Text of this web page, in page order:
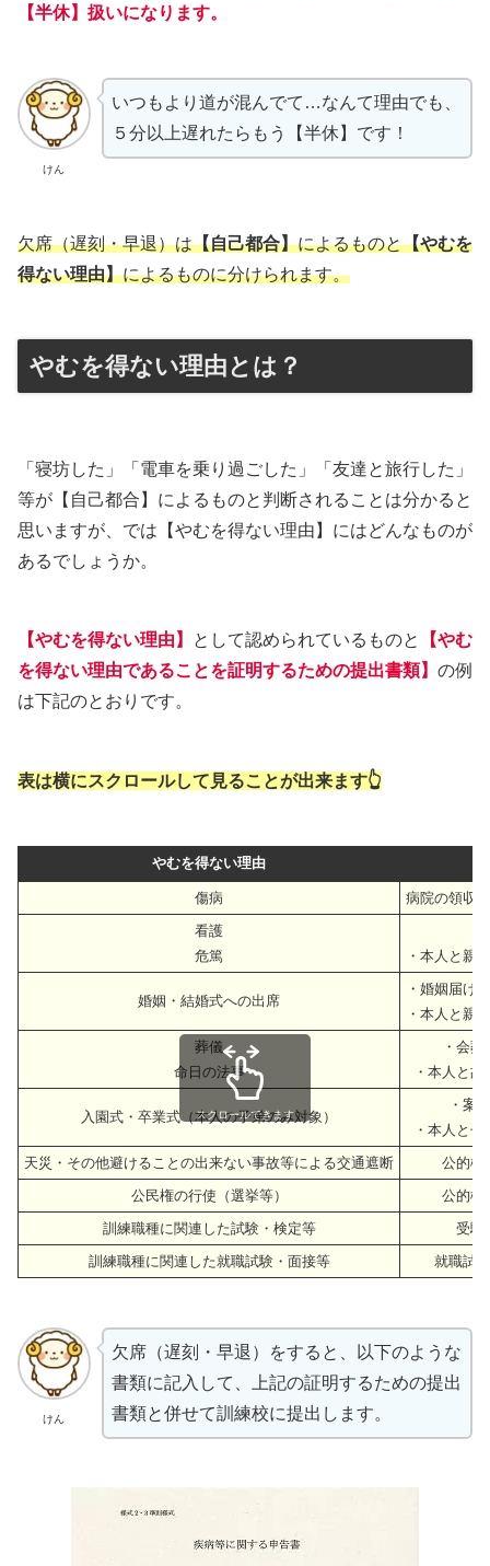
【半休】扱いになります。
けん
いつもより道が混んでて…なんて理由でも、
５分以上遅れたらもう【半休】です！
欠席（遅刻・早退）は【自己都合】によるものと【やむを
得ない理由】によるものに分けられます。
やむを得ない理由とは？
「寝坊した」「電車を乗り過ごした」「友達と旅行した」
等が【自己都合】によるものと判断されることは分かると
思いますが、では【やむを得ない理由】にはどんなものが
あるでしょうか。
【やむを得ない理由】 として認められているものと
【やむ
を得ない理由であることを証明するための提出書類】 の例
は下記のとおりです。
表は横にスクロールして見ることが出来ます👆
やむを得ない理由
傷病
病院の領収
看護
危篤
・本人と親
婚姻・結婚式への出席
・婚姻届け
・本人と親
葬儀
命日の法事
・会
・本人と
入園式・卒業式（本人の子弟のみ対象）
・案
・本人と
天災・その他避けることの出来ない事故等による交通遮断
公的機
公民権の行使（選挙等）
公的機
訓練職種に関連した試験・検定等
受験
訓練職種に関連した就職試験・面接等
就職試
スクロールできます
けん
欠席（遅刻・早退）をすると、以下のような
書類に記入して、上記の証明するための提出
書類と併せて訓練校に提出します。